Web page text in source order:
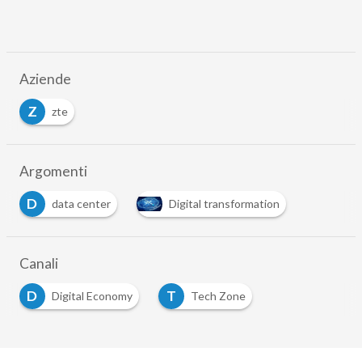
Aziende
Z
zte
Argomenti
D
data center Digital transformation
Canali
D
Digital Economy T Tech Zone